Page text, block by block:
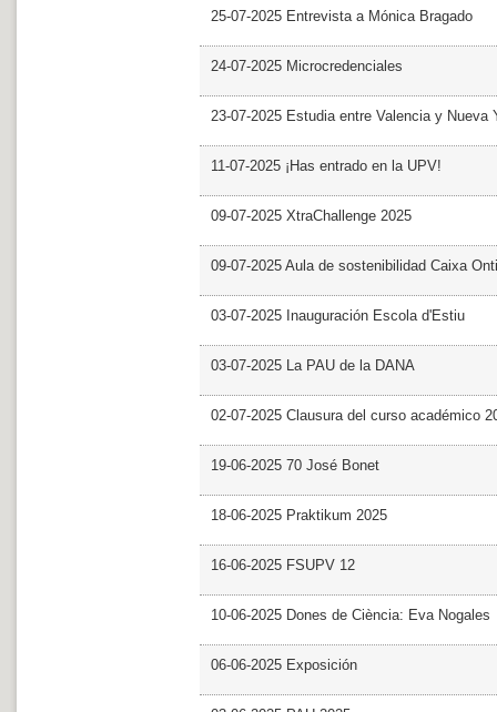
25-07-2025 Entrevista a Mónica Bragado
24-07-2025 Microcredenciales
23-07-2025 Estudia entre Valencia y Nueva
11-07-2025 ¡Has entrado en la UPV!
09-07-2025 XtraChallenge 2025
09-07-2025 Aula de sostenibilidad Caixa
03-07-2025 Inauguración Escola d'Estiu
03-07-2025 La PAU de la DANA
02-07-2025 Clausura del curso académico
19-06-2025 70 José Bonet
18-06-2025 Praktikum 2025
16-06-2025 FSUPV 12
10-06-2025 Dones de Ciència: Eva Nogales
06-06-2025 Exposición